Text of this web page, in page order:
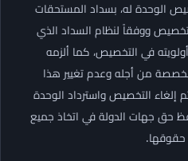
الوحدة له، بسداد المستحقات
ووفقاً لنظام السداد الذي
أولويته في التخصيص، كما ألزمه
من أجله وعدم تغيير هذا
إلغاء التخصيص واسترداد الوحدة
حق جهات الدولة في اتخاذ جميع
حقوقها.